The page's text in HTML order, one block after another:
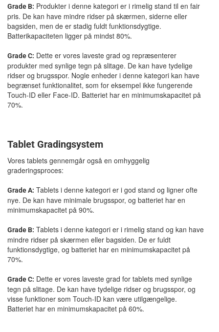
Grade B: Produkter i denne kategori er i rimelig stand til en fair
pris. De kan have mindre ridser på skærmen, siderne eller
bagsiden, men de er stadig fuldt funktionsdygtige.
Batterikapaciteten ligger på mindst 80%.
Grade C: Dette er vores laveste grad og repræsenterer
produkter med synlige tegn på slitage. De kan have tydelige
ridser og brugsspor. Nogle enheder i denne kategori kan have
begrænset funktionalitet, som for eksempel ikke fungerende
Touch-ID eller Face-ID. Batteriet har en minimumskapacitet på
70%.
Tablet Gradingsystem
Vores tablets gennemgår også en omhyggelig
graderingsproces:
Grade A: Tablets i denne kategori er i god stand og ligner ofte
nye. De kan have minimale brugsspor, og batteriet har en
minimumskapacitet på 90%.
Grade B: Tablets i denne kategori er i rimelig stand og kan have
mindre ridser på skærmen eller bagsiden. De er fuldt
funktionsdygtige, og batteriet har en minimumskapacitet på
70%.
Grade C: Dette er vores laveste grad for tablets med synlige
tegn på slitage. De kan have tydelige ridser og brugsspor, og
visse funktioner som Touch-ID kan være utilgængelige.
Batteriet har en minimumskapacitet på 60%.